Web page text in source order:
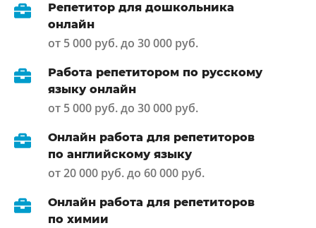
Репетитор для дошкольника
онлайн
от 5 000 руб. до 30 000 руб.
Работа репетитором по русскому
языку онлайн
от 5 000 руб. до 30 000 руб.
Онлайн работа для репетиторов
по английскому языку
от 20 000 руб. до 60 000 руб.
Онлайн работа для репетиторов
по химии